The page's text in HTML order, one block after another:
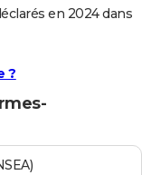
en 2024 dans
?